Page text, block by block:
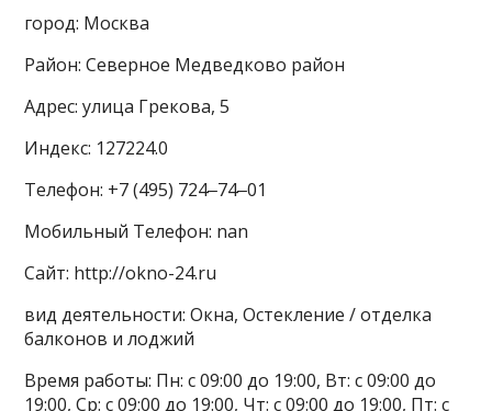
город: Москва
Район: Северное Медведково район
Адрес: улица Грекова, 5
Индекс: 127224.0
Телефон: +7 (495) 724‒74‒01
Мобильный Телефон: nan
Сайт: http://okno-24.ru
вид деятельности: Окна, Остекление / отделка
балконов и лоджий
Время работы: Пн: с 09:00 до 19:00, Вт: с 09:00 до
19:00, Ср: с 09:00 до 19:00, Чт: с 09:00 до 19:00, Пт: с